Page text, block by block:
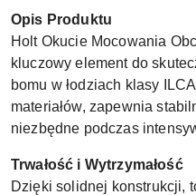
Opis Produktu
Holt Okucie Mocowania
kluczowy element do
bomu w łodziach klasy
materiałów, zapewnia
niezbędne podczas
Trwałość i Wytrzymałość
Dzięki solidnej konstrukcji,